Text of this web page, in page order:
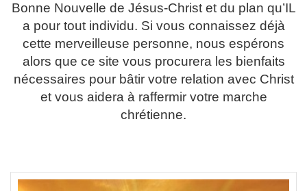
Bonne Nouvelle de Jésus-Christ et du plan qu’IL
a pour tout individu. Si vous connaissez déjà
cette merveilleuse personne, nous espérons
alors que ce site vous procurera les bienfaits
nécessaires pour bâtir votre relation avec Christ
et vous aidera à raffermir votre marche
chrétienne.